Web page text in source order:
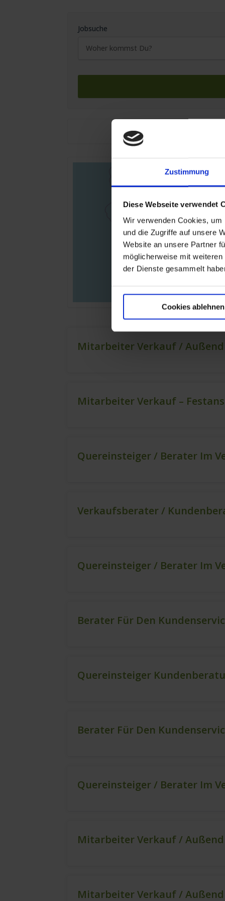
Zustimmung
Diese Webseite verwendet
Wir verwenden Cookies,
und die Zugriffe auf unsere
Website an unsere Partner
möglicherweise mit
der Dienste gesammelt
Cookies ablehnen
Jobsuche
Mitarbeiter Verkauf /
Mitarbeiter Verkauf –
Quereinsteiger / Berater Im
Verkaufsberater /
Quereinsteiger / Berater Im
Berater Für Den
Quereinsteiger
Berater Für Den
Quereinsteiger / Berater Im
Mitarbeiter Verkauf /
Mitarbeiter Verkauf /